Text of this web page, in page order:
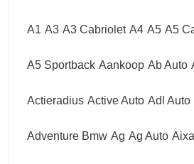
A1 A3 A3 Cabriolet A4 A5 A5
A5 Sportback Aankoop Ab Auto
Actieradius Active Auto Adl Auto
Adventure Bmw Ag Ag Auto